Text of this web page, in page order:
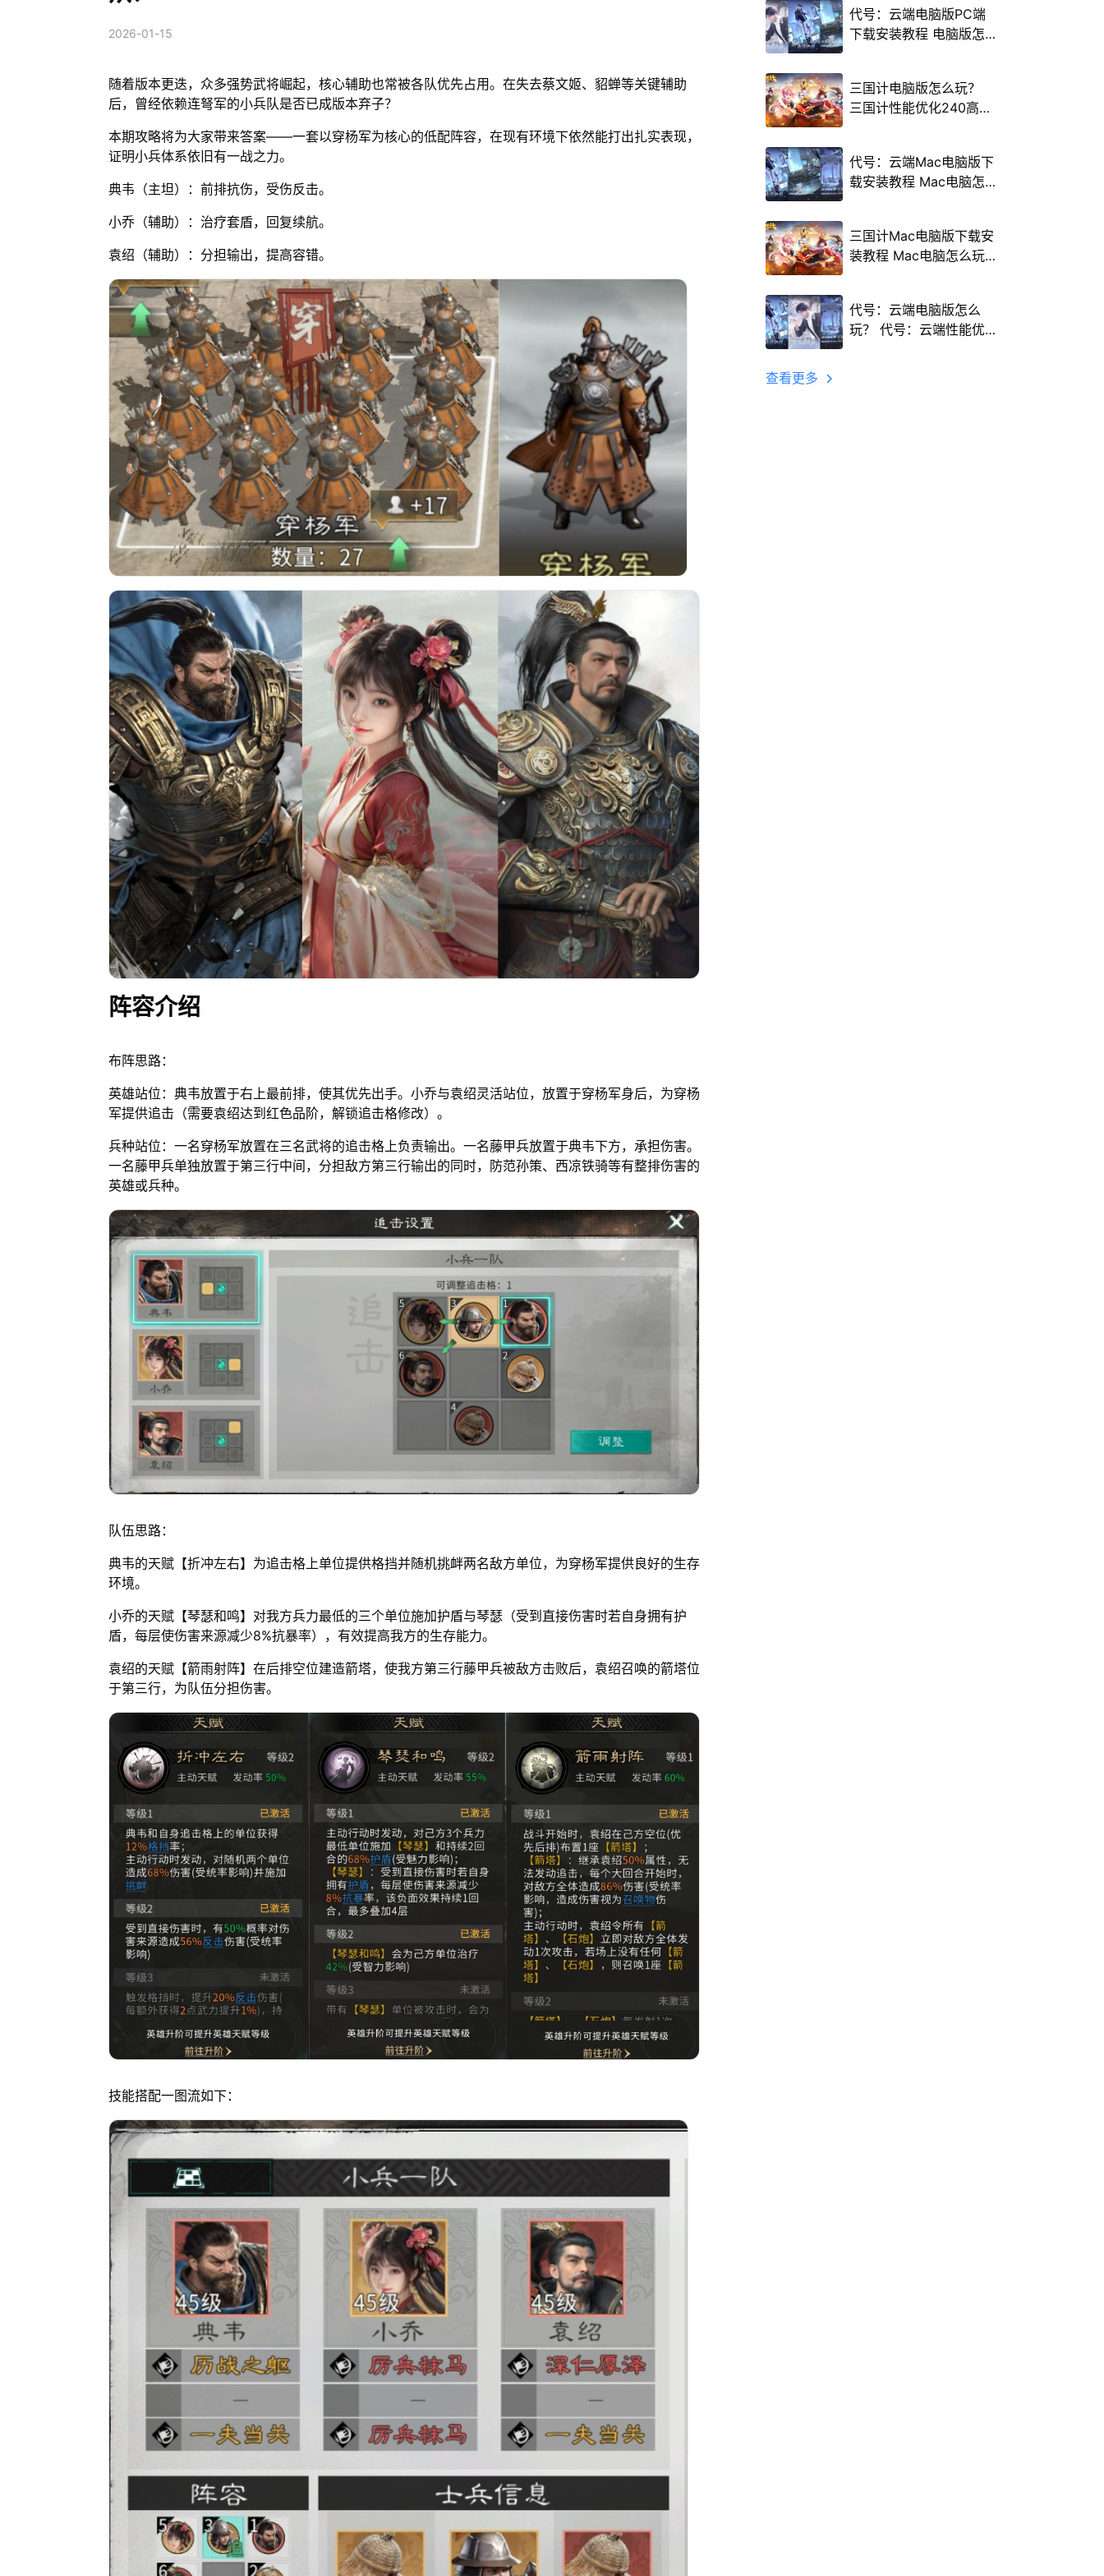
2026-01-15
随着版本更迭，众多强势武将崛起，核心辅助也常被各队优先占用。在失去蔡文姬、貂蝉等关键辅助
后，曾经依赖连弩军的小兵队是否已成版本弃子？
本期攻略将为大家带来答案——一套以穿杨军为核心的低配阵容，在现有环境下依然能打出扎实表现，
证明小兵体系依旧有一战之力。
典韦（主坦）：前排抗伤，受伤反击。
小乔（辅助）：治疗套盾，回复续航。
袁绍（辅助）：分担输出，提高容错。
阵容介绍
布阵思路：
英雄站位：典韦放置于右上最前排，使其优先出手。小乔与袁绍灵活站位，放置于穿杨军身后，为穿杨
军提供追击（需要袁绍达到红色品阶，解锁追击格修改）。
兵种站位：一名穿杨军放置在三名武将的追击格上负责输出。一名藤甲兵放置于典韦下方，承担伤害。
一名藤甲兵单独放置于第三行中间，分担敌方第三行输出的同时，防范孙策、西凉铁骑等有整排伤害的
英雄或兵种。
队伍思路：
典韦的天赋【折冲左右】为追击格上单位提供格挡并随机挑衅两名敌方单位，为穿杨军提供良好的生存
环境。
小乔的天赋【琴瑟和鸣】对我方兵力最低的三个单位施加护盾与琴瑟（受到直接伤害时若自身拥有护
盾，每层使伤害来源减少8%抗暴率），有效提高我方的生存能力。
袁绍的天赋【箭雨射阵】在后排空位建造箭塔，使我方第三行藤甲兵被敌方击败后，袁绍召唤的箭塔位
于第三行，为队伍分担伤害。
技能搭配一图流如下：
代号：云端电脑版PC端
下载安装教程 电脑版怎
三国计电脑版怎么玩？
三国计性能优化240高帧
代号：云端Mac电脑版下
载安装教程 Mac电脑怎
三国计Mac电脑版下载安
装教程 Mac电脑怎么玩
代号：云端电脑版怎么
玩？ 代号：云端性能优
查看更多